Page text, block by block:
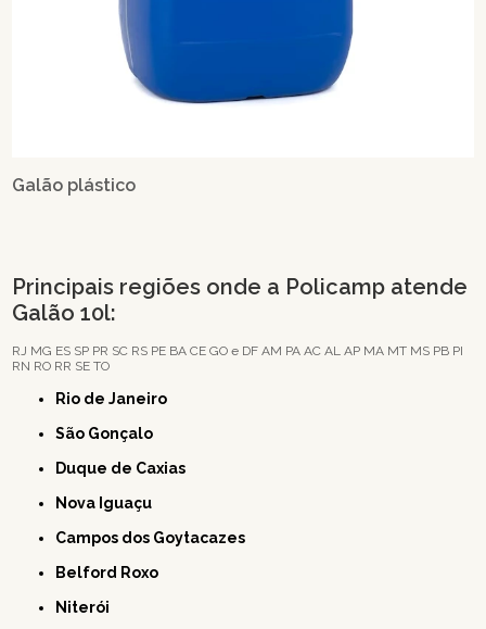
Galão plástico
Principais regiões onde a Policamp atende
Galão 10l:
RJ MG ES SP PR SC RS PE BA CE GO e DF AM PA AC AL AP MA MT MS PB PI
RN RO RR SE TO
Rio de Janeiro
São Gonçalo
Duque de Caxias
Nova Iguaçu
Campos dos Goytacazes
Belford Roxo
Niterói